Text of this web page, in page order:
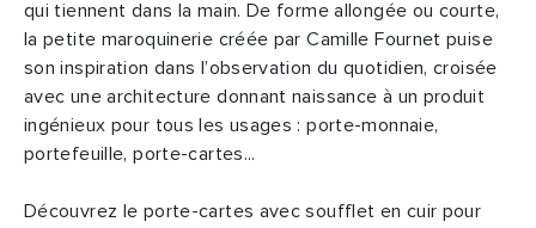
qui tiennent dans la main. De forme allongée ou courte,
la petite maroquinerie créée par Camille Fournet puise
son inspiration dans l’observation du quotidien, croisée
avec une architecture donnant naissance à un produit
ingénieux pour tous les usages : porte-monnaie,
portefeuille, porte-cartes...
Découvrez le porte-cartes avec soufflet en cuir pour